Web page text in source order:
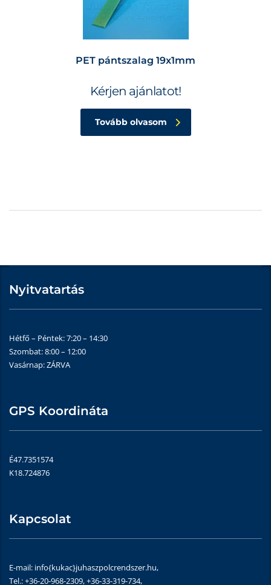
PET pántszalag 19x1mm
Kérjen ajánlatot!
Tovább olvasom
Nyitvatartás
Hétfő – Péntek: 7:20 – 14:30
Szombat: 8:00 – 12:00
Vasárnap: ZÁRVA
GPS Koordináta
É47.7351574
K18.724876
Kapcsolat
E-mail: info{kukac}juhaszpolcrendszer.hu,
Tel.: +36-20-968-2309, +36-33-319-734,